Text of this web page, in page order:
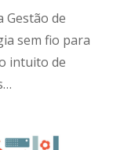
Gestão de
sem fio para
intuito de